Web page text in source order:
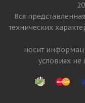
Вся
технических
носит
условиях не